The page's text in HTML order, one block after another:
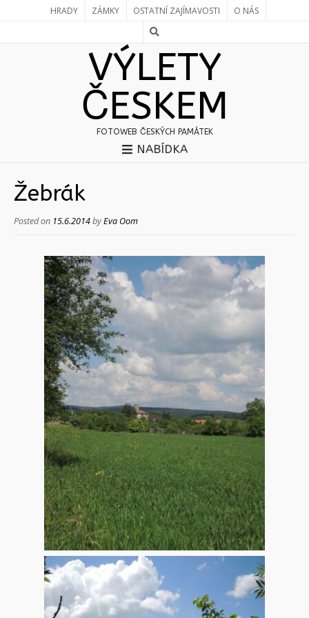
HRADY ZÁMKY OSTATNÍ ZAJÍMAVOSTI O NÁS
VÝLETY
ČESKEM
FOTOWEB ČESKÝCH PAMÁTEK
NABÍDKA
Žebrák
Posted on 15.6.2014byEva Oom